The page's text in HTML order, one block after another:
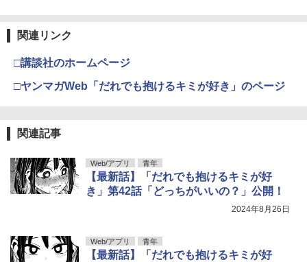
関連リンク
□講談社のホームページ
□ヤンマガWeb「だれでも抱けるキミが好き」のページ
関連記事
Web/アプリ 青年
【最新話】「だれでも抱けるキミが好
き」第42話「どっちがいいの？」公開！
2024年8月26日
Web/アプリ 青年
【最新話】「だれでも抱けるキミが好